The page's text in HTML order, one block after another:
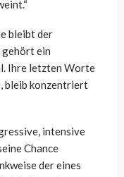
bleibt der
gehört ein
Ihre letzten Worte
bleib konzentriert
intensive
Chance
der eines